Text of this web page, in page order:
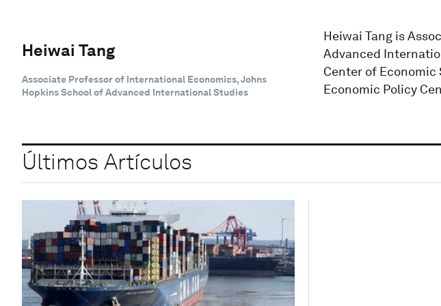
Heiwai Tang
Associate Professor of International Economics, Johns
Hopkins School of Advanced International Studies
Heiwai Tang is
Advanced
Center of Economic
Economic Policy
Últimos Artículos